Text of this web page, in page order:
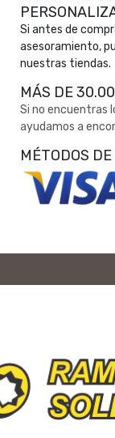
Si antes de
asesoramiento,
nuestras tiendas.
MÁS DE
Si no encuentras
ayudamos a
MÉTODOS DE